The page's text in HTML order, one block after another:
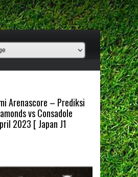
Arenascore – Prediksi
vs Consadole
2023 [ Japan J1